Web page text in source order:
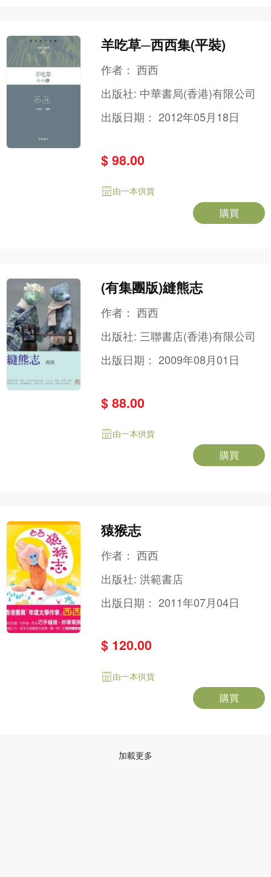
羊吃草─西西集(平裝)
作者：西西
出版社: 中華書局(香港)有限公司
出版日期：2012年05月18日
$ 98.00
由一本供貨
購買
(有集團版)縫熊志
作者：西西
出版社: 三聯書店(香港)有限公司
出版日期：2009年08月01日
$ 88.00
由一本供貨
購買
猿猴志
作者：西西
出版社:洪範書店
出版日期：2011年07月04日
$ 120.00
由一本供貨
購買
加載更多